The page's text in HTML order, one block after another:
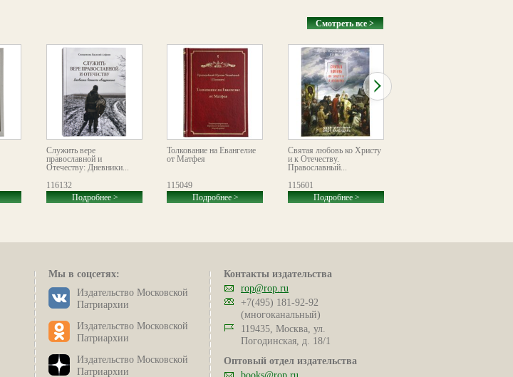
Смотреть все >
Служить вере
православной и
Отечеству: Дневники...
116132
Подробнее >
Толкование на Евангелие
от Матфея
115049
Подробнее >
Святая любовь ко Христу
и к Отечеству.
Православный...
115601
Подробнее >
Мы в соцсетях:
Издательство Московской
Патриархии
Издательство Московской
Патриархии
Издательство Московской
Патриархии
Контакты издательства
rop@rop.ru
+7(495) 181-92-92
(многоканальный)
119435, Москва, ул.
Погодинская, д. 18/1
Оптовый отдел издательства